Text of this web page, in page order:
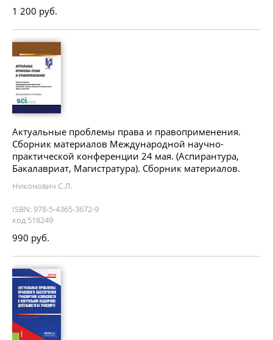
1 200 руб.
Актуальные проблемы права и правоприменения.
Сборник материалов Международной научно-
практической конференции 24 мая. (Аспирантура,
Бакалавриат, Магистратура). Сборник материалов.
Никонович С.Л.
ISBN: 978-5-4365-3672-9
код 518249
990 руб.